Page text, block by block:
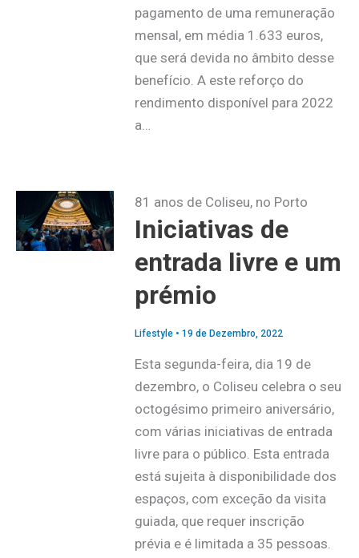
pagamento de uma remuneração
mensal, em média 1.633 euros,
que será devida no âmbito desse
benefício. A este reforço do
rendimento disponível para 2022
a…
81 anos de Coliseu, no Porto
Iniciativas de
entrada livre e um
prémio
Lifestyle• 19 de Dezembro, 2022
Esta segunda-feira, dia 19 de
dezembro, o Coliseu celebra o seu
octogésimo primeiro aniversário,
com várias iniciativas de entrada
livre para o público. Esta entrada
está sujeita à disponibilidade dos
espaços, com exceção da visita
guiada, que requer inscrição
prévia e é limitada a 35 pessoas.